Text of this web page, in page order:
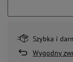
Szybka i
Wygodny